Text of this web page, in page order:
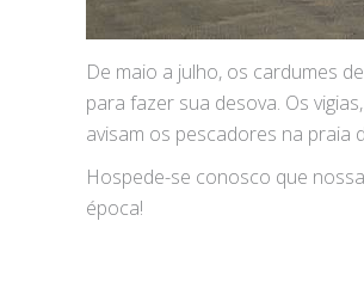
De maio a julho, os cardumes
para fazer sua desova. Os
avisam os pescadores na praia
Hospede-se conosco que
época!